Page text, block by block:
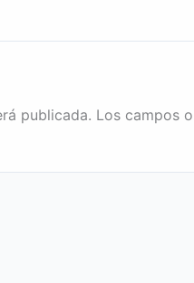
publicada. Los campos